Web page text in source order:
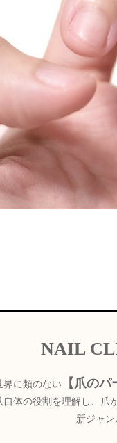
NAIL
界に類のない 【爪の
自体の役割を理解し、爪
新ジャン